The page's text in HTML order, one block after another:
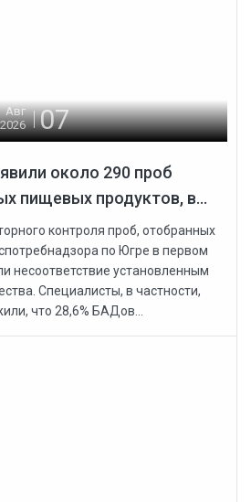
Авг
2026
07
около 290 проб
пищевых продуктов, в...
контроля проб, отобранных
по Югре в первом
несоответствие установленным
Специалисты, в частности,
что 28,6% БАДов...